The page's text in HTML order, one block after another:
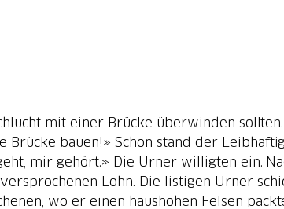
mit einer Brücke überwinden
bauen!» Schon stand der
mir gehört.» Die Urner willigten ein.
Lohn. Die listigen Urner
wo er einen haushohen Felsen